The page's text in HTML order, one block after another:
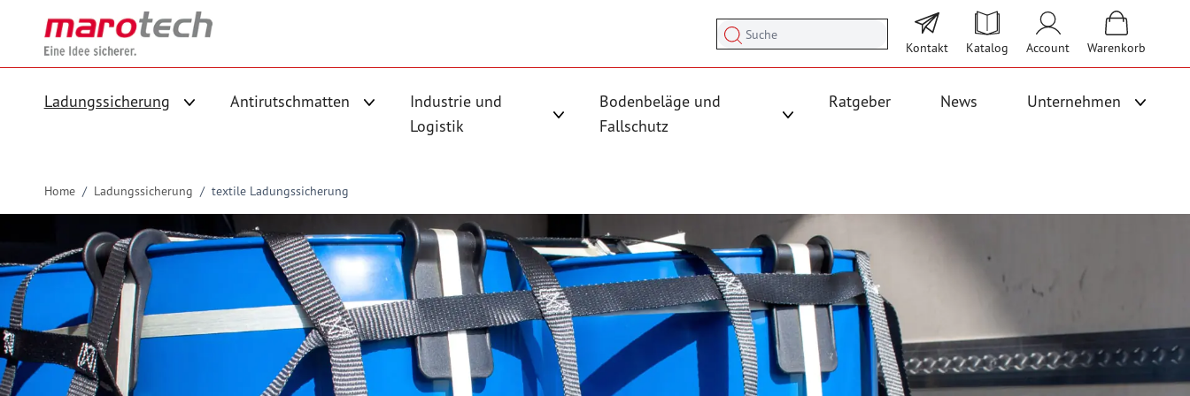
Kontakt Katalog Account Warenkorb
Ladungssicherung Antirutschmatten
Untermenü für Kategorie Antirutschmatten anzeigen
Industrie und
Logistik
Untermenü für Kategorie Industrie und Logistik anzeigen
Bodenbeläge und
Fallschutz
Ratgeber News Unternehmen
Home / Ladungssicherung / textile Ladungssicherung